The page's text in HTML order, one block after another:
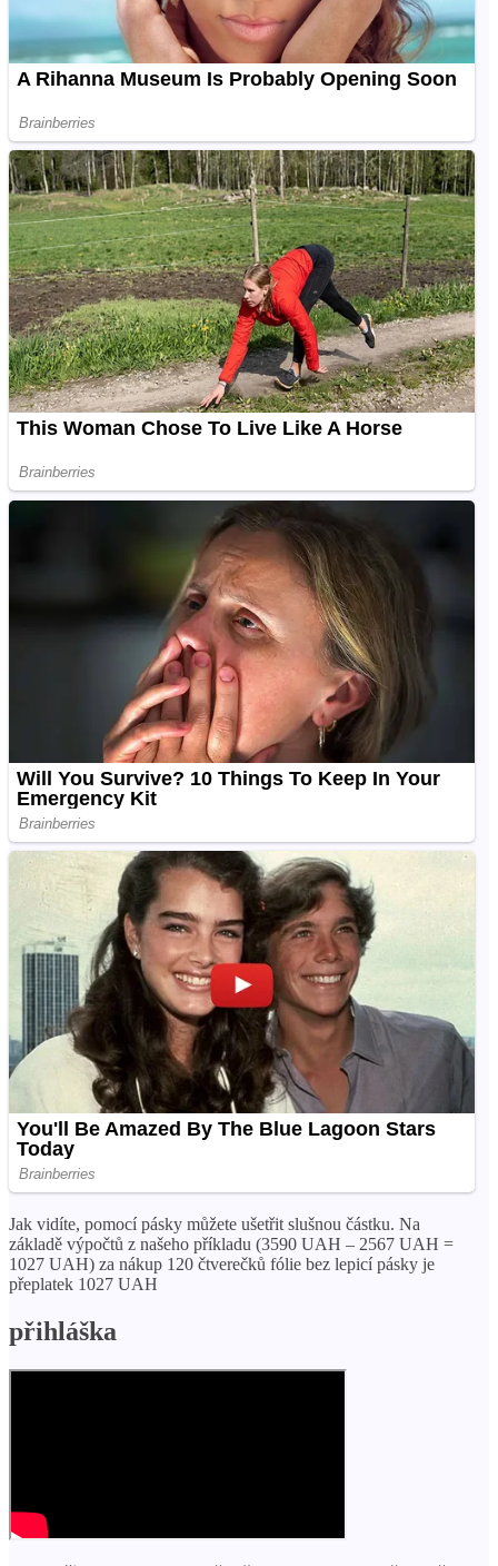
Jak vidíte, pomocí pásky můžete ušetřit slušnou částku. Na
základě výpočtů z našeho příkladu (3590 UAH – 2567 UAH =
1027 UAH) za nákup 120 čtverečků fólie bez lepicí pásky je
přeplatek 1027 UAH
přihláška